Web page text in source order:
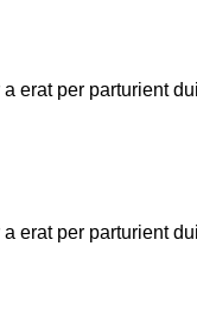
erat per parturient
erat per parturient